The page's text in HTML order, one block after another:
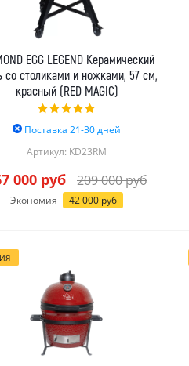
EGG LEGEND Керамический
со столиками и ножками, 57 см,
красный (RED MAGIC)
Поставка 21-30 дней
Артикул: KD23RM
000 руб 209 000руб
Экономия 42 000 руб